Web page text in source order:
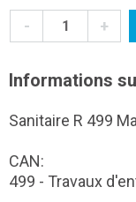
- +
Informations
Sanitaire R 499
CAN:
499 - Travaux